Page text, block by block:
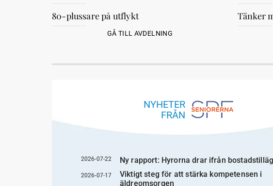
80-plussare på utflykt
GÅ TILL AVDELNING
Tänker
NYHETER
FRÅN
2026-07-22 Ny rapport: Hyrorna drar ifrån
2026-07-17
Viktigt steg för att stärka kompetensen i
äldreomsorgen